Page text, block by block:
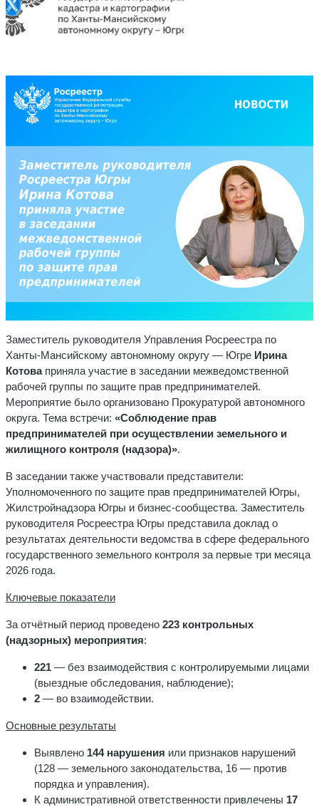
Заместитель руководителя Управления Росреестра по
Ханты-Мансийскому автономному округу — Югре Ирина
Котоваприняла участие в заседании межведомственной
рабочей группы по защите прав предпринимателей.
Мероприятие было организовано Прокуратурой автономного
округа. Тема встречи: «Соблюдение прав
предпринимателей при осуществлении земельного и
жилищного контроля (надзора)».
В заседании также участвовали представители:
Уполномоченного по защите прав предпринимателей Югры,
Жилстройнадзора Югры и бизнес-сообщества. Заместитель
руководителя Росреестра Югры представила доклад о
результатах деятельности ведомства в сфере федерального
государственного земельного контроля за первые три месяца
2026 года.
Ключевые показатели
За отчётный период проведено 223 контрольных
(надзорных) мероприятия:
221 — без взаимодействия с контролируемыми лицами
(выездные обследования, наблюдение);
2 — во взаимодействии.
Основные результаты
Выявлено 144 нарушения или признаков нарушений
(128 — земельного законодательства, 16 — против
порядка и управления).
К административной ответственности привлечены 17